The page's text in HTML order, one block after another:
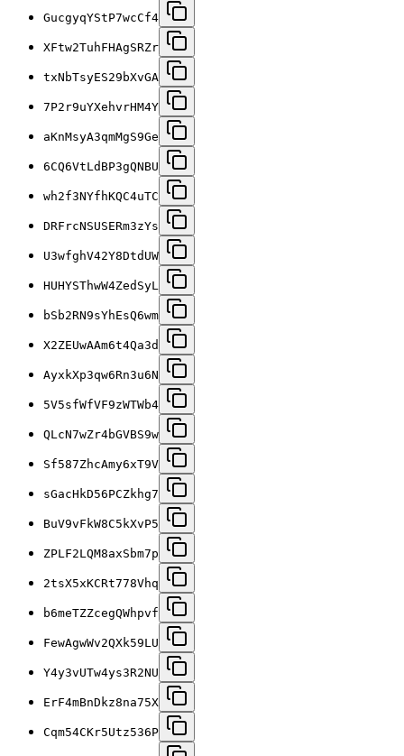
GucgyqYStP7wcCf4
XFtw2TuhFHAgSRZr
txNbTsyES29bXvGA
7P2r9uYXehvrHM4Y
aKnMsyA3qmMgS9Ge
6CQ6VtLdBP3gQNBU
wh2f3NYfhKQC4uTC
DRFrcNSUSERm3zYs
U3wfghV42Y8DtdUW
HUHYSThwW4ZedSyL
bSb2RN9sYhEsQ6wm
X2ZEUwAAm6t4Qa3d
AyxkXp3qw6Rn3u6N
5V5sfWfVF9zWTWb4
QLcN7wZr4bGVBS9w
Sf587ZhcAmy6xT9V
sGacHkD56PCZkhg7
BuV9vFkW8C5kXvP5
ZPLF2LQM8axSbm7p
2tsX5xKCRt778Vhq
b6meTZZcegQWhpvf
FewAgwWv2QXk59LU
Y4y3vUTw4ys3R2NU
ErF4mBnDkz8na75X
Cqm54CKr5Utz536P